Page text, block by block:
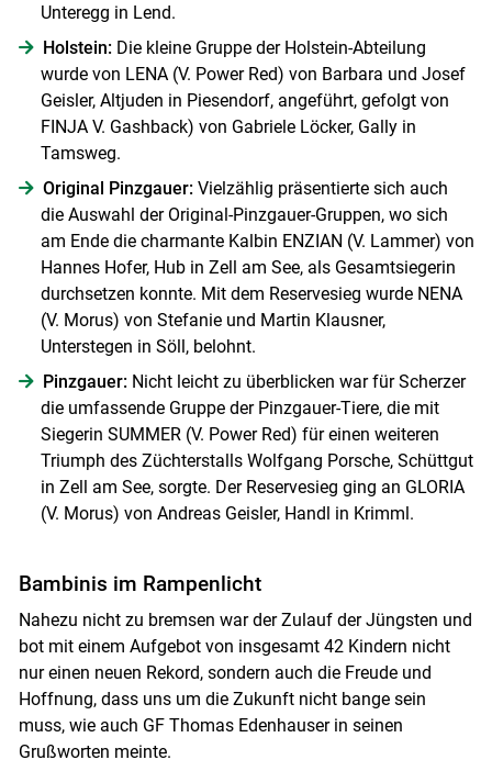
Unteregg in Lend.
Holstein: Die kleine Gruppe der Holstein-Abteilung
wurde von LENA (V. Power Red) von Barbara und Josef
Geisler, Altjuden in Piesendorf, angeführt, gefolgt von
FINJA V. Gashback) von Gabriele Löcker, Gally in
Tamsweg.
Original Pinzgauer: Vielzählig präsentierte sich auch
die Auswahl der Original-Pinzgauer-Gruppen, wo sich
am Ende die charmante Kalbin ENZIAN (V. Lammer) von
Hannes Hofer, Hub in Zell am See, als Gesamtsiegerin
durchsetzen konnte. Mit dem Reservesieg wurde NENA
(V. Morus) von Stefanie und Martin Klausner,
Unterstegen in Söll, belohnt.
Pinzgauer: Nicht leicht zu überblicken war für Scherzer
die umfassende Gruppe der Pinzgauer-Tiere, die mit
Siegerin SUMMER (V. Power Red) für einen weiteren
Triumph des Züchterstalls Wolfgang Porsche, Schüttgut
in Zell am See, sorgte. Der Reservesieg ging an GLORIA
(V. Morus) von Andreas Geisler, Handl in Krimml.
Bambinis im Rampenlicht
Nahezu nicht zu bremsen war der Zulauf der Jüngsten und
bot mit einem Aufgebot von insgesamt 42 Kindern nicht
nur einen neuen Rekord, sondern auch die Freude und
Hoffnung, dass uns um die Zukunft nicht bange sein
muss, wie auch GF Thomas Edenhauser in seinen
Grußworten meinte.